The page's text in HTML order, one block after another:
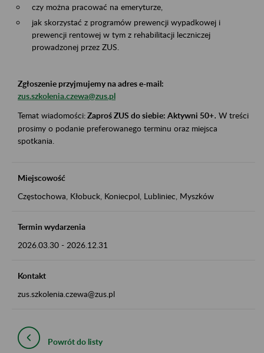
czy można pracować na emeryturze,
jak skorzystać z programów prewencji wypadkowej i
prewencji rentowej w tym z rehabilitacji leczniczej
prowadzonej przez ZUS.
Zgłoszenie przyjmujemy na adres e-mail:
zus.szkolenia.czewa@zus.pl
Temat wiadomości:Zaproś ZUS do siebie: Aktywni 50+. W treści
prosimy o podanie preferowanego terminu oraz miejsca
spotkania.
Miejscowość
Częstochowa, Kłobuck, Koniecpol, Lubliniec, Myszków
Termin wydarzenia
2026.03.30 - 2026.12.31
Kontakt
zus.szkolenia.czewa@zus.pl
Powrót do listy